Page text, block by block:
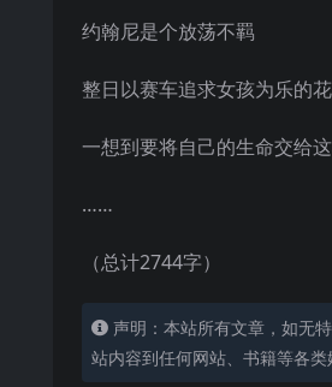
约翰尼是个放荡不羁
整日以赛车追求女孩为乐的
一想到要将自己的生命交给
……
（总计2744字）
声明：本站所有文章，如无
站内容到任何网站、书籍等各